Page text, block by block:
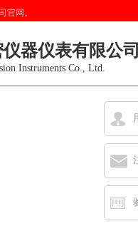
官网。
器仪表有限公
Instruments Co., Ltd.